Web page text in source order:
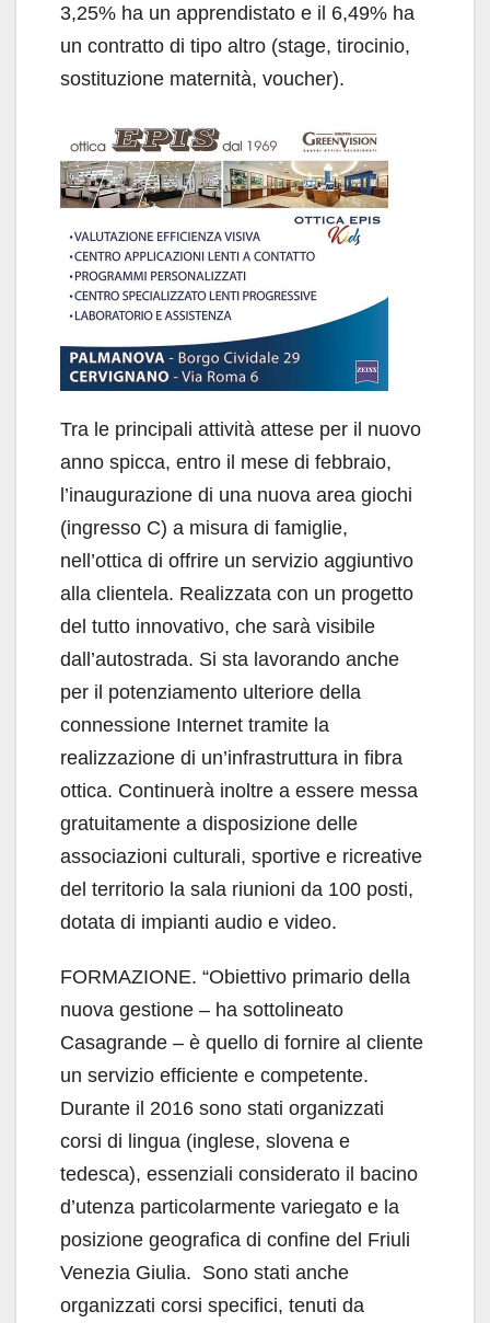
3,25% ha un apprendistato e il 6,49% ha
un contratto di tipo altro (stage, tirocinio,
sostituzione maternità, voucher).
Tra le principali attività attese per il nuovo
anno spicca, entro il mese di febbraio,
l’inaugurazione di una nuova area giochi
(ingresso C) a misura di famiglie,
nell’ottica di offrire un servizio aggiuntivo
alla clientela. Realizzata con un progetto
del tutto innovativo, che sarà visibile
dall’autostrada. Si sta lavorando anche
per il potenziamento ulteriore della
connessione Internet tramite la
realizzazione di un’infrastruttura in fibra
ottica. Continuerà inoltre a essere messa
gratuitamente a disposizione delle
associazioni culturali, sportive e ricreative
del territorio la sala riunioni da 100 posti,
dotata di impianti audio e video.
FORMAZIONE. “Obiettivo primario della
nuova gestione – ha sottolineato
Casagrande – è quello di fornire al cliente
un servizio efficiente e competente.
Durante il 2016 sono stati organizzati
corsi di lingua (inglese, slovena e
tedesca), essenziali considerato il bacino
d’utenza particolarmente variegato e la
posizione geografica di confine del Friuli
Venezia Giulia. Sono stati anche
organizzati corsi specifici, tenuti da